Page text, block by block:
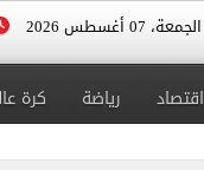
الجمعة، 07 أغسطس 2026
اقتصاد رياضة كرة